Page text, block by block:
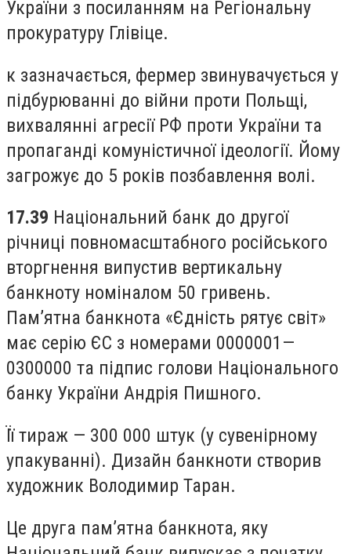
України з посиланням на Регіональну
прокуратуру Глівіце.
к зазначається, фермер звинувачується у
підбурюванні до війни проти Польщі,
вихвалянні агресії РФ проти України та
пропаганді комуністичної ідеології. Йому
загрожує до 5 років позбавлення волі.
17.39 Національний банк до другої
річниці повномасштабного російського
вторгнення випустив вертикальну
банкноту номіналом 50 гривень.
Памʼятна банкнота «Єдність рятує світ»
має серію ЄС з номерами 0000001—
0300000 та підпис голови Національного
банку України Андрія Пишного.
Її тираж — 300 000 штук (у сувенірному
упакуванні). Дизайн банкноти створив
художник Володимир Таран.
Це друга памʼятна банкнота, яку